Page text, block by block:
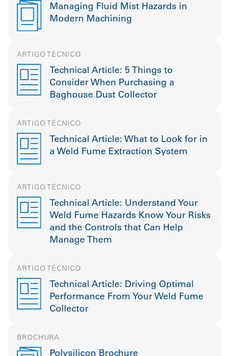
Managing Fluid Mist Hazards in
Modern Machining
ARTIGO TÉCNICO
Technical Article: 5 Things to
Consider When Purchasing a
Baghouse Dust Collector
ARTIGO TÉCNICO
Technical Article: What to Look for in
a Weld Fume Extraction System
ARTIGO TÉCNICO
Technical Article: Understand Your
Weld Fume Hazards Know Your Risks
and the Controls that Can Help
Manage Them
ARTIGO TÉCNICO
Technical Article: Driving Optimal
Performance From Your Weld Fume
Collector
BROCHURA
Polysilicon Brochure